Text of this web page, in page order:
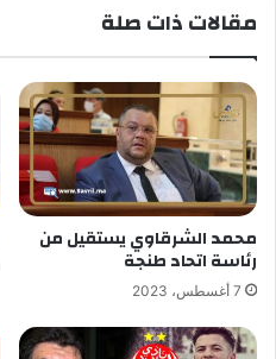
مقالات ذات صلة
محمد الشرقاوي يستقيل من
رئاسة اتحاد طنجة
7 أغسطس، 2023